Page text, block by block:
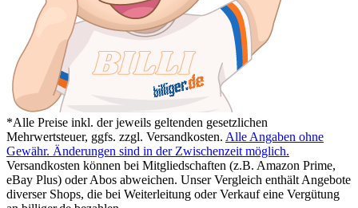
*Alle Preise inkl. der jeweils geltenden gesetzlichen
Mehrwertsteuer, ggfs. zzgl. Versandkosten. Alle Angaben ohne
Gewähr. Änderungen sind in der Zwischenzeit möglich.
Versandkosten können bei Mitgliedschaften (z.B. Amazon Prime,
eBay Plus) oder Abos abweichen. Unser Vergleich enthält Angebote
diverser Shops, die bei Weiterleitung oder Verkauf eine Vergütung